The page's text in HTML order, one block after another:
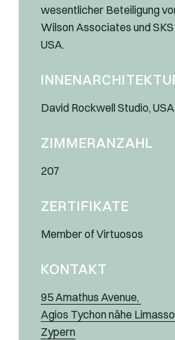
wesentlicher Beteiligung
Wilson Associates und
USA.
David Rockwell Studio, USA
ZIMMERANZAHL
207
ZERTIFIKATE
Member of Virtuosos
KONTAKT
95 Amathus Avenue,
Agios Tychon nähe
Zypern